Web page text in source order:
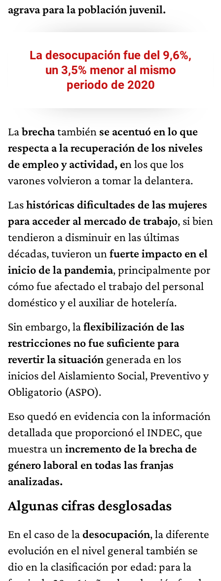
agrava para la población juvenil.
La desocupación fue del 9,6%,
un 3,5% menor al mismo
periodo de 2020
Labrechatambién se acentuó en lo que
respecta a la recuperación de los niveles
de empleo y actividad, en los que los
varones volvieron a tomar la delantera.
Lashistóricas dificultades de las mujeres
para acceder al mercado de trabajo, si bien
tendieron a disminuir en las últimas
décadas, tuvieron un fuerte impacto en el
inicio de la pandemia, principalmente por
cómo fue afectado el trabajo del personal
doméstico y el auxiliar de hotelería.
Sin embargo, laflexibilización de las
restricciones no fue suficiente para
revertir la situación generada en los
inicios del Aislamiento Social, Preventivo y
Obligatorio (ASPO).
Eso quedó en evidencia con la información
detallada que proporcionó el INDEC, que
muestra un incremento de la brecha de
género laboral en todas las franjas
analizadas.
Algunas cifras desglosadas
En el caso de ladesocupación, la diferente
evolución en el nivel general también se
dio en la clasificación por edad: para la